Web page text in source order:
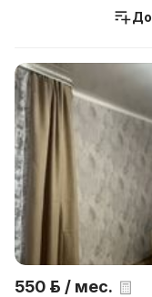
550 р. / мес.